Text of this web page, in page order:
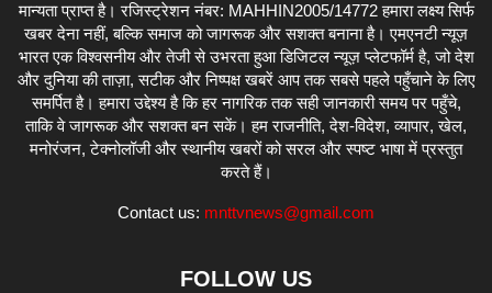
मान्यता प्राप्त है। रजिस्ट्रेशन नंबर: MAHHIN2005/14772 हमारा लक्ष्य सिर्फ
खबर देना नहीं, बल्कि समाज को जागरूक और सशक्त बनाना है। एमएनटी न्यूज़
भारत एक विश्वसनीय और तेजी से उभरता हुआ डिजिटल न्यूज़ प्लेटफॉर्म है, जो देश
और दुनिया की ताज़ा, सटीक और निष्पक्ष खबरें आप तक सबसे पहले पहुँचाने के लिए
समर्पित है। हमारा उद्देश्य है कि हर नागरिक तक सही जानकारी समय पर पहुँचे,
ताकि वे जागरूक और सशक्त बन सकें। हम राजनीति, देश-विदेश, व्यापार, खेल,
मनोरंजन, टेक्नोलॉजी और स्थानीय खबरों को सरल और स्पष्ट भाषा में प्रस्तुत
करते हैं।
Contact us: mnttvnews@gmail.com
FOLLOW US